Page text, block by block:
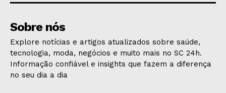
Sobre nós
Explore notícias e artigos atualizados sobre saúde,
tecnologia, moda, negócios e muito mais no SC 24h.
Informação confiável e insights que fazem a diferença
no seu dia a dia